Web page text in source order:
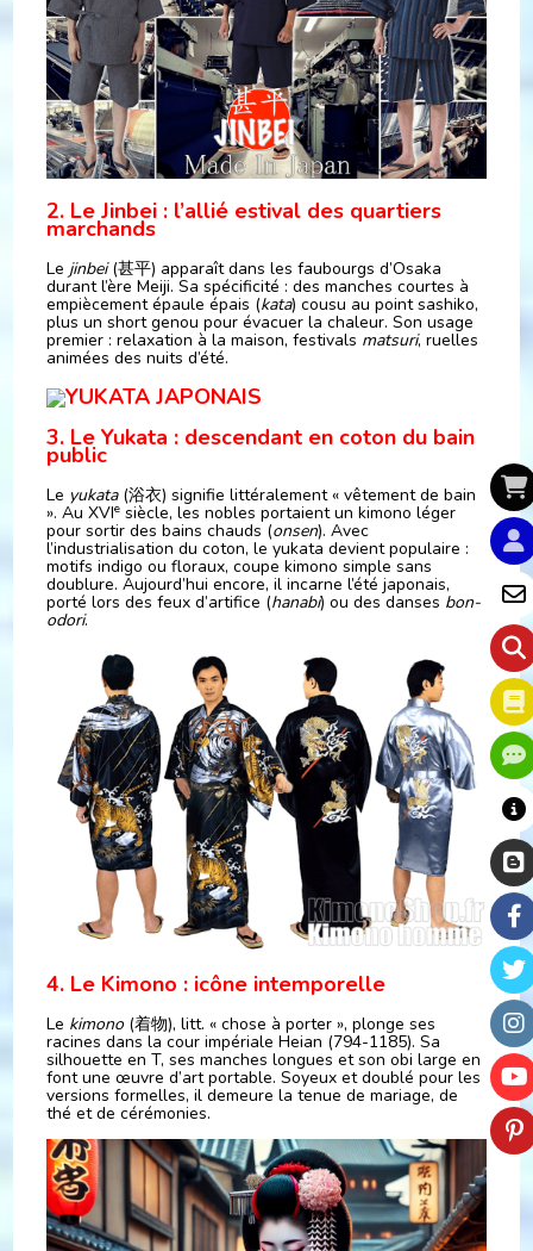
2. Le Jinbei : l’allié estival des quartiers
marchands
Le jinbei(甚平) apparaît dans les faubourgs d’Osaka
durant l’ère Meiji. Sa spécificité : des manches courtes à
empiècement épaule épais (kata) cousu au point sashiko,
plus un short genou pour évacuer la chaleur. Son usage
premier : relaxation à la maison, festivals matsuri, ruelles
animées des nuits d’été.
3. Le Yukata : descendant en coton du bain
public
Le yukata(浴衣) signifie littéralement « vêtement de bain
». Au XVIe siècle, les nobles portaient un kimono léger
pour sortir des bains chauds (onsen). Avec
l’industrialisation du coton, le yukata devient populaire :
motifs indigo ou floraux, coupe kimono simple sans
doublure. Aujourd’hui encore, il incarne l’été japonais,
porté lors des feux d’artifice (hanabi) ou des danses bon-
odori.
4. Le Kimono : icône intemporelle
Le kimono(着物), litt. « chose à porter », plonge ses
racines dans la cour impériale Heian (794-1185). Sa
silhouette en T, ses manches longues et son obi large en
font une œuvre d’art portable. Soyeux et doublé pour les
versions formelles, il demeure la tenue de mariage, de
thé et de cérémonies.